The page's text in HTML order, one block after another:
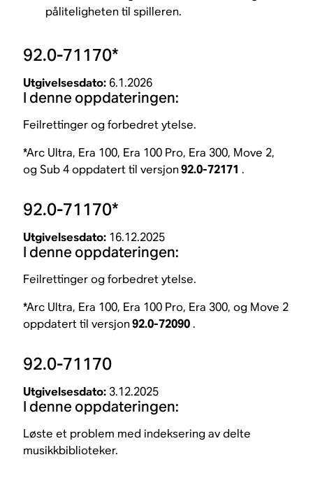
påliteligheten til spilleren.
92.0-71170*
Utgivelsesdato: 6.1.2026
I denne oppdateringen:
Feilrettinger og forbedret ytelse.
*Arc Ultra, Era 100, Era 100 Pro, Era 300, Move 2,
og Sub 4 oppdatert til versjon92.0-72171 .
92.0-71170*
Utgivelsesdato: 16.12.2025
I denne oppdateringen:
Feilrettinger og forbedret ytelse.
*Arc Ultra, Era 100, Era 100 Pro, Era 300, og Move 2
oppdatert til versjon92.0-72090.
92.0-71170
Utgivelsesdato: 3.12.2025
I denne oppdateringen:
Løste et problem med indeksering av delte
musikkbiblioteker.